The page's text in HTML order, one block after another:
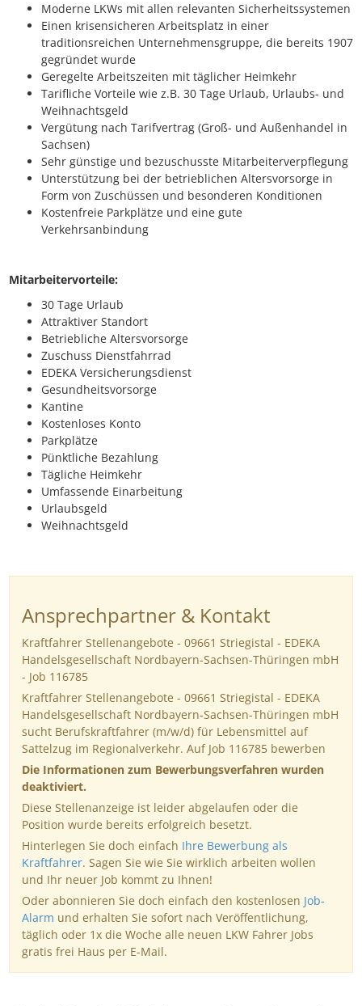
Moderne LKWs mit allen relevanten Sicherheitssystemen
Einen krisensicheren Arbeitsplatz in einer
traditionsreichen Unternehmensgruppe, die bereits 1907
gegründet wurde
Geregelte Arbeitszeiten mit täglicher Heimkehr
Tarifliche Vorteile wie z.B. 30 Tage Urlaub, Urlaubs- und
Weihnachtsgeld
Vergütung nach Tarifvertrag (Groß- und Außenhandel in
Sachsen)
Sehr günstige und bezuschusste Mitarbeiterverpflegung
Unterstützung bei der betrieblichen Altersvorsorge in
Form von Zuschüssen und besonderen Konditionen
Kostenfreie Parkplätze und eine gute
Verkehrsanbindung
Mitarbeitervorteile:
30 Tage Urlaub
Attraktiver Standort
Betriebliche Altersvorsorge
Zuschuss Dienstfahrrad
EDEKA Versicherungsdienst
Gesundheitsvorsorge
Kantine
Kostenloses Konto
Parkplätze
Pünktliche Bezahlung
Tägliche Heimkehr
Umfassende Einarbeitung
Urlaubsgeld
Weihnachtsgeld
Ansprechpartner & Kontakt
Kraftfahrer Stellenangebote - 09661 Striegistal - EDEKA
Handelsgesellschaft Nordbayern-Sachsen-Thüringen mbH
- Job 116785
Kraftfahrer Stellenangebote - 09661 Striegistal - EDEKA
Handelsgesellschaft Nordbayern-Sachsen-Thüringen mbH
sucht Berufskraftfahrer (m/w/d) für Lebensmittel auf
Sattelzug im Regionalverkehr. Auf Job 116785 bewerben
Die Informationen zum Bewerbungsverfahren wurden
deaktiviert.
Diese Stellenanzeige ist leider abgelaufen oder die
Position wurde bereits erfolgreich besetzt.
Hinterlegen Sie doch einfach Ihre Bewerbung als
Kraftfahrer. Sagen Sie wie Sie wirklich arbeiten wollen
und Ihr neuer Job kommt zu Ihnen!
Oder abonnieren Sie doch einfach den kostenlosen Job-
Alarm und erhalten Sie sofort nach Veröffentlichung,
täglich oder 1x die Woche alle neuen LKW Fahrer Jobs
gratis frei Haus per E-Mail.